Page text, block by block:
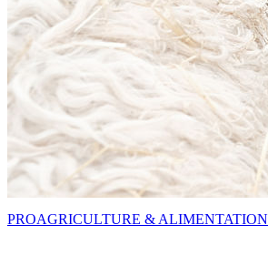
PROAGRICULTURE & ALIMENTATION